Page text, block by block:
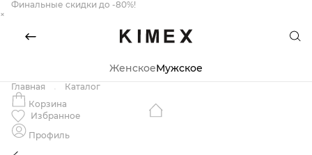
Финальные скидки до -80%!
×
ЖенскоеМужское
Главная
Каталог
Корзина
Избранное
Профиль